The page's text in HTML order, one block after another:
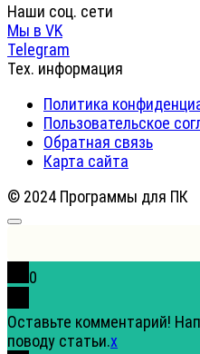
Наши соц. сети
Мы в VK
Telegram
Тех. информация
Политика
Пользовательское
Обратная связь
Карта сайта
© 2024 Программы для ПК
0
Оставьте комментарий!
поводу статьи.x